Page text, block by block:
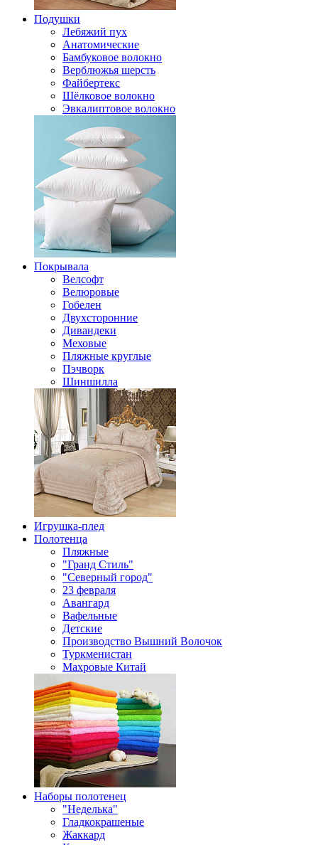
Подушки
Лебяжий пух
Анатомические
Бамбуковое волокно
Верблюжья шерсть
Файбертекс
Шёлковое волокно
Эвкалиптовое волокно
Покрывала
Велсофт
Велюровые
Гобелен
Двухсторонние
Дивандеки
Меховые
Пляжные круглые
Пэчворк
Шиншилла
Игрушка-плед
Полотенца
Пляжные
"Гранд Стиль"
"Северный город"
23 февраля
Авангард
Вафельные
Детские
Производство Вышний Волочок
Туркменистан
Махровые Китай
Наборы полотенец
"Неделька"
Гладкокрашеные
Жаккард